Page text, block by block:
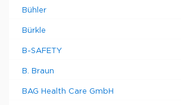
Bühler
Bürkle
B-SAFETY
B. Braun
BAG Health Care GmbH